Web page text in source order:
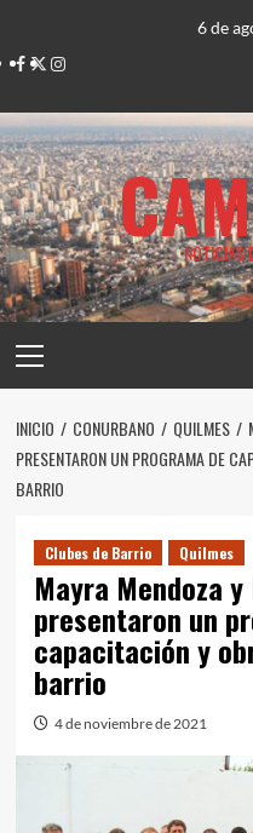
contenido
6 de
Facebook
TwitterInstagram
NOTICIAS
principal
INICIO CONURBANO QUILMES
PRESENTARON UN PROGRAMA DE
BARRIO
Clubes de Barrio Quilmes
Mayra Mendoza
presentaron un
capacitación y
barrio
4 de noviembre de 2021